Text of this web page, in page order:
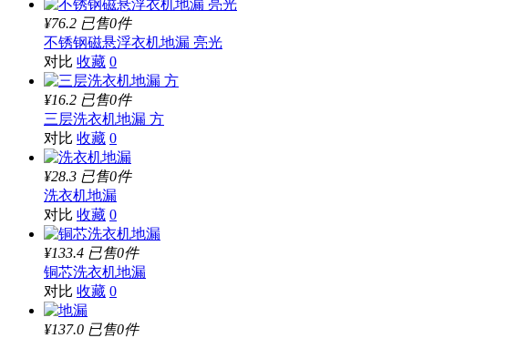
¥76.2 已售0件
不锈钢磁悬浮衣机地漏 亮光
对比 收藏 0
¥16.2 已售0件
三层洗衣机地漏 方
对比 收藏 0
¥28.3 已售0件
洗衣机地漏
对比 收藏 0
¥133.4 已售0件
铜芯洗衣机地漏
对比 收藏 0
¥137.0 已售0件